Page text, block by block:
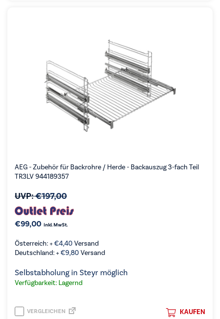
AEG - Zubehör für Backrohre / Herde - Backauszug 3-fach Teil
TR3LV 944189357
UVP:€197,00
€99,00 inkl. MwSt.
Österreich: +€4,40 Versand
Deutschland: +€9,80 Versand
Selbstabholung in Steyr möglich
Verfügbarkeit: Lagernd
KAUFEN
VERGLEICHEN